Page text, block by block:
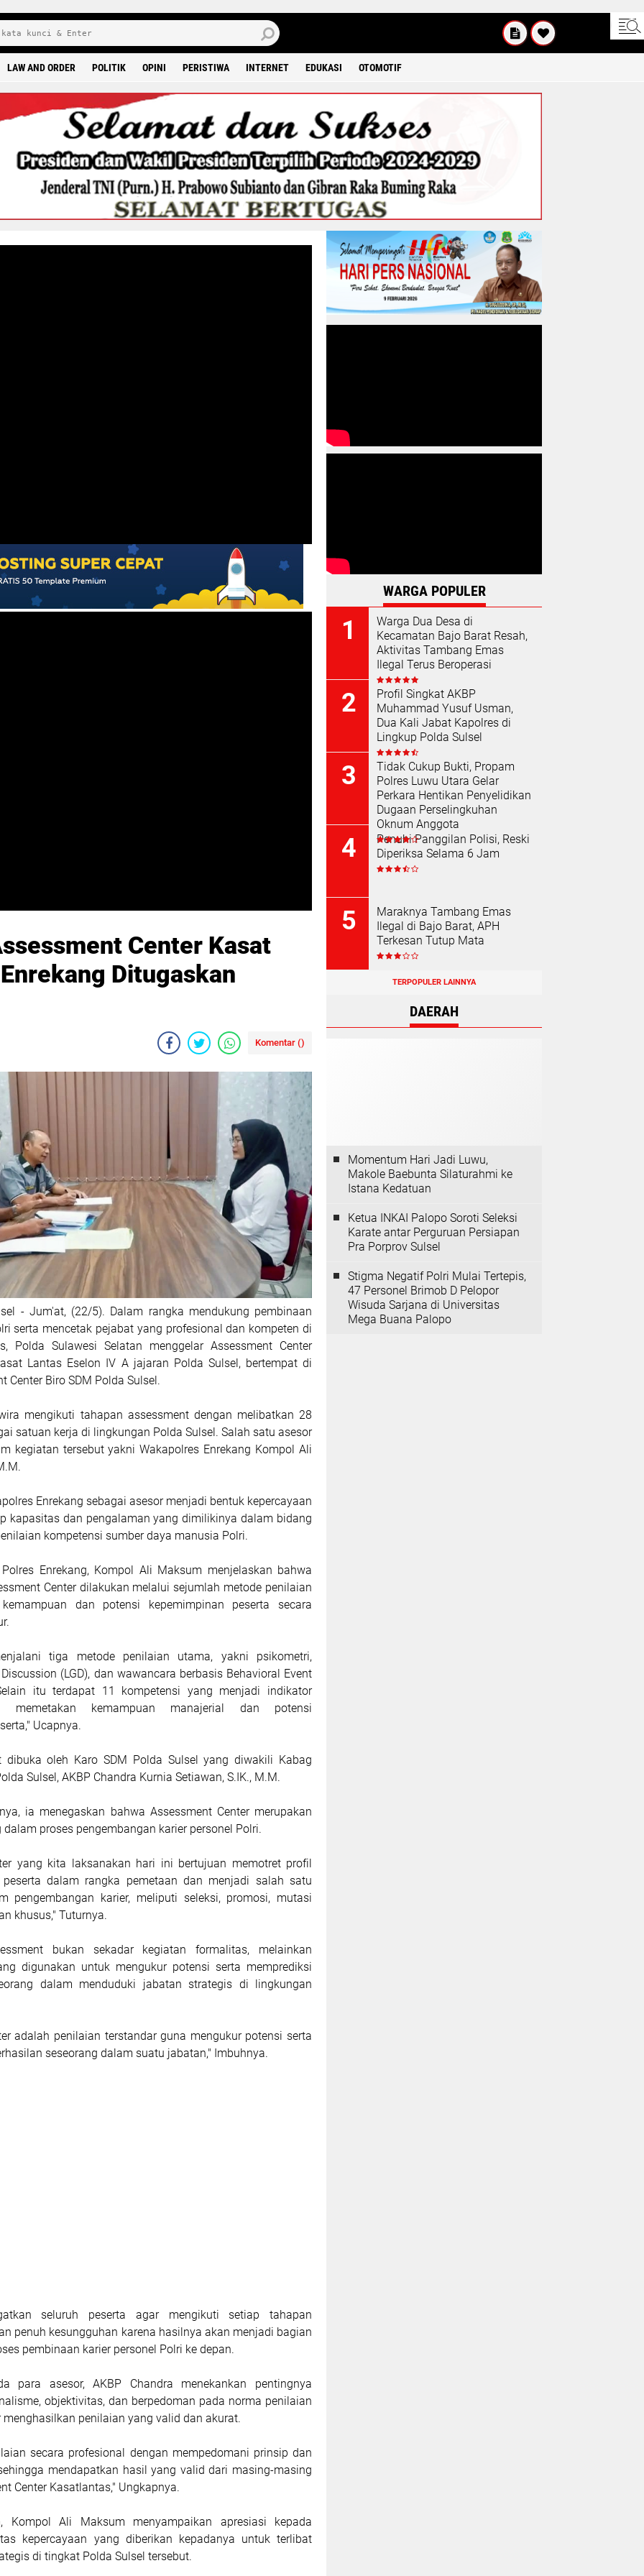
LAW AND ORDER POLITIK OPINI PERISTIWA INTERNET EDUKASI OTOMOTIF
Center Kasat
Ditugaskan
Komentar ()
- Jum'at, (22/5). Dalam rangka mendukung pembinaan
serta mencetak pejabat yang profesional dan kompeten di
Polda Sulawesi Selatan menggelar Assessment Center
Lantas Eselon IV A jajaran Polda Sulsel, bertempat di
Center Biro SDM Polda Sulsel.
mengikuti tahapan assessment dengan melibatkan 28
satuan kerja di lingkungan Polda Sulsel. Salah satu asesor
kegiatan tersebut yakni Wakapolres Enrekang Kompol Ali
Enrekang sebagai asesor menjadi bentuk kepercayaan
kapasitas dan pengalaman yang dimilikinya dalam bidang
kompetensi sumber daya manusia Polri.
Enrekang, Kompol Ali Maksum menjelaskan bahwa
Center dilakukan melalui sejumlah metode penilaian
dan potensi kepemimpinan peserta secara
tiga metode penilaian utama, yakni psikometri,
(LGD), dan wawancara berbasis Behavioral Event
itu terdapat 11 kompetensi yang menjadi indikator
memetakan kemampuan manajerial dan potensi
Ucapnya.
dibuka oleh Karo SDM Polda Sulsel yang diwakili Kabag
Sulsel, AKBP Chandra Kurnia Setiawan, S.IK., M.M.
ia menegaskan bahwa Assessment Center merupakan
proses pengembangan karier personel Polri.
yang kita laksanakan hari ini bertujuan memotret profil
peserta dalam rangka pemetaan dan menjadi salah satu
pengembangan karier, meliputi seleksi, promosi, mutasi
khusus," Tuturnya.
bukan sekadar kegiatan formalitas, melainkan
digunakan untuk mengukur potensi serta memprediksi
dalam menduduki jabatan strategis di lingkungan
adalah penilaian terstandar guna mengukur potensi serta
seseorang dalam suatu jabatan," Imbuhnya.
seluruh peserta agar mengikuti setiap tahapan
penuh kesungguhan karena hasilnya akan menjadi bagian
pembinaan karier personel Polri ke depan.
para asesor, AKBP Chandra menekankan pentingnya
objektivitas, dan berpedoman pada norma penilaian
menghasilkan penilaian yang valid dan akurat.
secara profesional dengan mempedomani prinsip dan
mendapatkan hasil yang valid dari masing-masing
Center Kasatlantas," Ungkapnya.
Kompol Ali Maksum menyampaikan apresiasi kepada
kepercayaan yang diberikan kepadanya untuk terlibat
di tingkat Polda Sulsel tersebut.
WARGA POPULER
Warga Dua Desa di
Kecamatan Bajo Barat Resah,
Aktivitas Tambang Emas
Ilegal Terus Beroperasi
Profil Singkat AKBP
Muhammad Yusuf Usman,
Dua Kali Jabat Kapolres di
Lingkup Polda Sulsel
Tidak Cukup Bukti, Propam
Polres Luwu Utara Gelar
Perkara Hentikan Penyelidikan
Dugaan Perselingkuhan
Oknum Anggota
Penuhi Panggilan Polisi, Reski
Diperiksa Selama 6 Jam
Maraknya Tambang Emas
Ilegal di Bajo Barat, APH
Terkesan Tutup Mata
TERPOPULER LAINNYA
DAERAH
Momentum Hari Jadi Luwu,
Makole Baebunta Silaturahmi ke
Istana Kedatuan
Ketua INKAI Palopo Soroti Seleksi
Karate antar Perguruan Persiapan
Pra Porprov Sulsel
Stigma Negatif Polri Mulai Tertepis,
47 Personel Brimob D Pelopor
Wisuda Sarjana di Universitas
Mega Buana Palopo